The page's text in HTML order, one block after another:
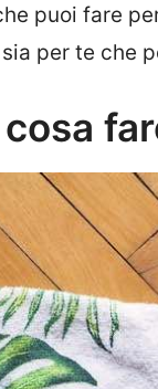
puoi fare
per te che